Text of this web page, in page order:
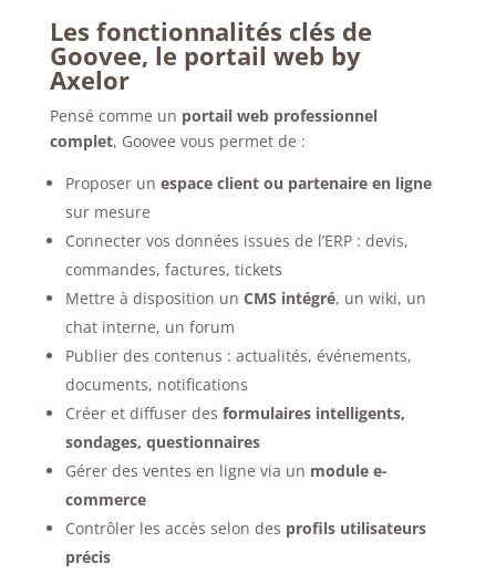
Les fonctionnalités clés de
Goovee, le portail web by
Axelor
Pensé comme un portail web professionnel
complet, Goovee vous permet de :
Proposer un espace client ou partenaire en ligne
sur mesure
Connecter vos données issues de l’ERP : devis,
commandes, factures, tickets
Mettre à disposition un CMS intégré, un wiki, un
chat interne, un forum
Publier des contenus : actualités, événements,
documents, notifications
Créer et diffuser des formulaires intelligents,
sondages, questionnaires
Gérer des ventes en ligne via un module e-
commerce
Contrôler les accès selon des profils utilisateurs
précis